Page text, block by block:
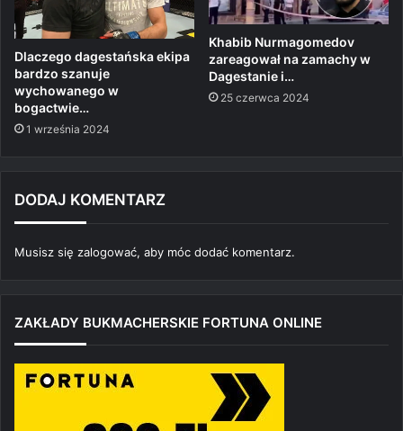
Dlaczego dagestańska ekipa
bardzo szanuje
wychowanego w
bogactwie…
1 września 2024
Khabib Nurmagomedov
zareagował na zamachy w
Dagestanie i…
25 czerwca 2024
DODAJ KOMENTARZ
Musisz się zalogować, aby móc dodać komentarz.
ZAKŁADY BUKMACHERSKIE FORTUNA ONLINE